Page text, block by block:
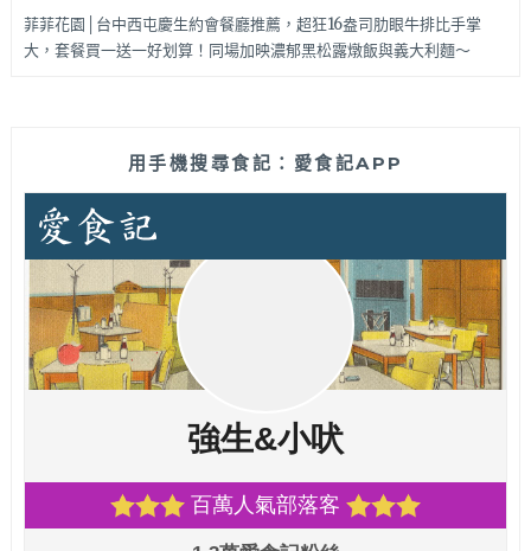
菲菲花園│台中西屯慶生約會餐廳推薦，超狂16盎司肋眼牛排比手掌
大，套餐買一送一好划算！同場加映濃郁黑松露燉飯與義大利麵～
用手機搜尋食記：愛食記APP